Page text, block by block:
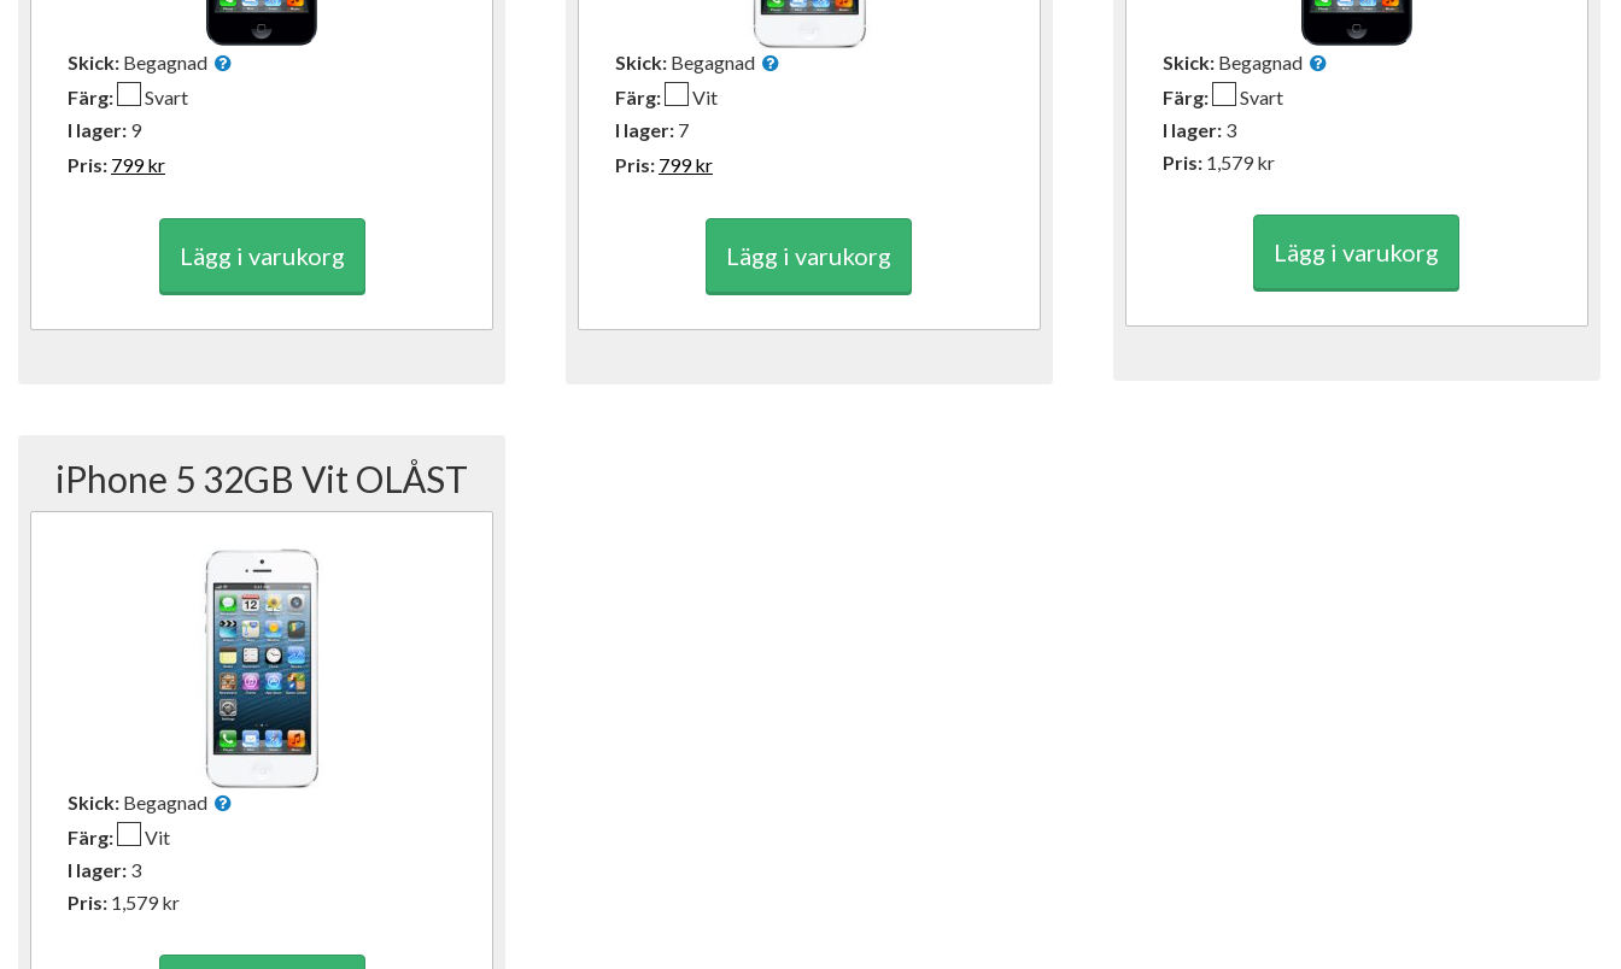
Skick: Begagnad
Färg:
Svart
I lager: 9
Pris: 799kr
Lägg i varukorg
Skick: Begagnad
Färg:
Vit
I lager: 7
Pris: 799kr
Lägg i varukorg
Skick: Begagnad
Färg:
Svart
I lager: 3
Pris: 1,579kr
Lägg i varukorg
iPhone 5 32GB Vit OLÅST
Skick: Begagnad
Färg:
Vit
I lager: 3
Pris: 1,579kr